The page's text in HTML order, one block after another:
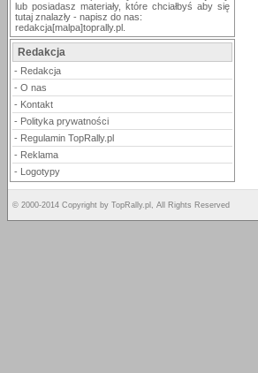
lub posiadasz materiały, które chciałbyś aby się
tutaj znalazły - napisz do nas:
redakcja[malpa]toprally.pl.
Redakcja
- Redakcja
- O nas
- Kontakt
- Polityka prywatności
- Regulamin TopRally.pl
- Reklama
- Logotypy
© 2000-2014 Copyright by TopRally.pl, All Rights Reserved